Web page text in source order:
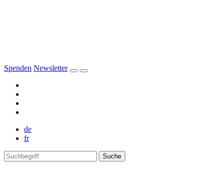
Spenden Newsletter
de
fr
Suche